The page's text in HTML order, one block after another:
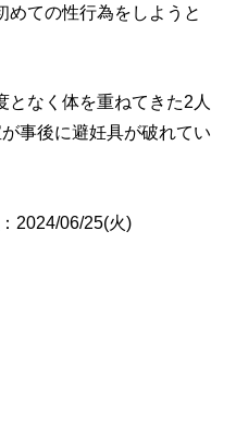
めての性行為をしようと
となく体を重ねてきた2人
事後に避妊具が破れてい
：2024/06/25(火)